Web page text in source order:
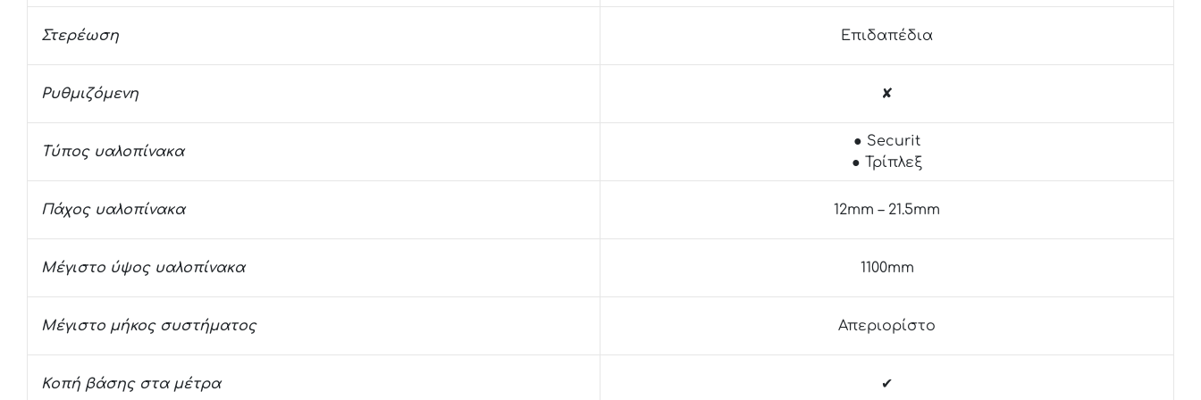
Στερέωση Επιδαπέδια
Ρυθμιζόμενη ✘
Τύπος υαλοπίνακα
● Securit
● Τρίπλεξ
Πάχος υαλοπίνακα 12mm – 21.5mm
Μέγιστο ύψος υαλοπίνακα 1100mm
Μέγιστο μήκος συστήματος Απεριορίστο
Κοπή βάσης στα μέτρα ✔